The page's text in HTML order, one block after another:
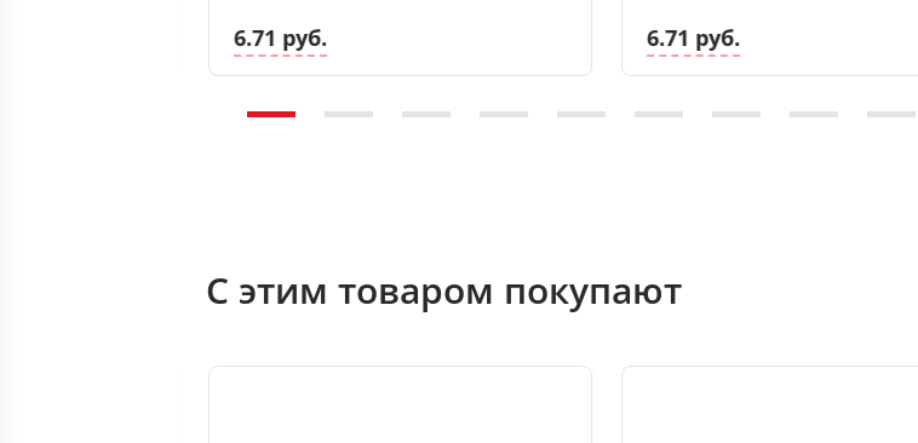
6.71 руб. 6.71 руб.
С этим товаром покупают